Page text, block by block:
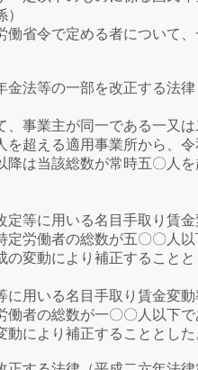
省令で定める者について、
法等の一部を改正する法
事業主が同一である一又
超える適用事業所から、
は当該総数が常時五〇人
に用いる名目手取り賃金
労働者の総数が五〇〇人
変動により補正すること
いる名目手取り賃金変動
者の総数が一〇〇人以下
により補正することとし